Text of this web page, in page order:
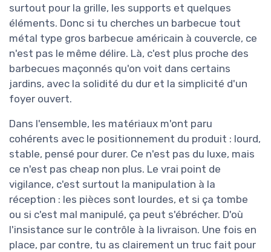
surtout pour la grille, les supports et quelques
éléments. Donc si tu cherches un barbecue tout
métal type gros barbecue américain à couvercle, ce
n'est pas le même délire. Là, c'est plus proche des
barbecues maçonnés qu'on voit dans certains
jardins, avec la solidité du dur et la simplicité d'un
foyer ouvert.
Dans l'ensemble, les matériaux m'ont paru
cohérents avec le positionnement du produit : lourd,
stable, pensé pour durer. Ce n'est pas du luxe, mais
ce n'est pas cheap non plus. Le vrai point de
vigilance, c'est surtout la manipulation à la
réception : les pièces sont lourdes, et si ça tombe
ou si c'est mal manipulé, ça peut s'ébrécher. D'où
l'insistance sur le contrôle à la livraison. Une fois en
place, par contre, tu as clairement un truc fait pour